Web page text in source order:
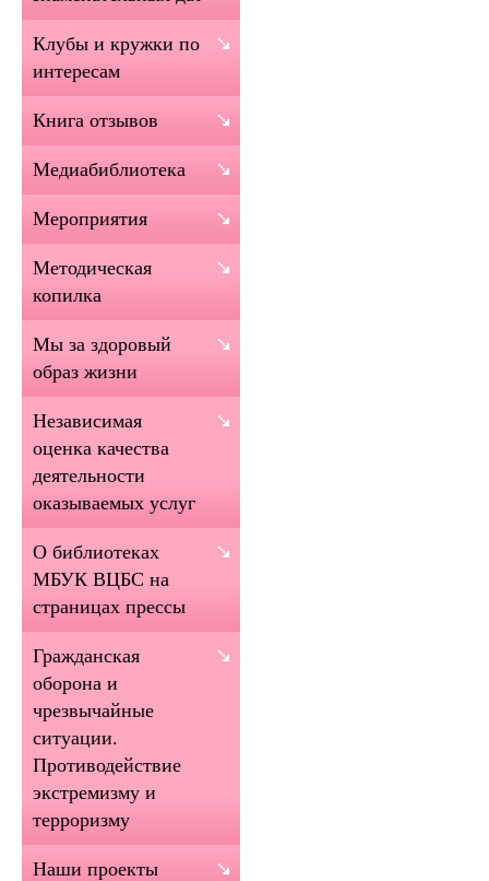
Клубы и кружки по
интересам
Книга отзывов
Медиабиблиотека
Мероприятия
Методическая
копилка
Мы за здоровый
образ жизни
Независимая
оценка качества
деятельности
оказываемых услуг
О библиотеках
МБУК ВЦБС на
страницах прессы
Гражданская
оборона и
чрезвычайные
ситуации.
Противодействие
экстремизму и
терроризму
Наши проекты